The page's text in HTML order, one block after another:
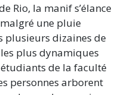
Rio, la manif s’élance
une pluie
plusieurs dizaines de
plus dynamiques
de la faculté
personnes arborent